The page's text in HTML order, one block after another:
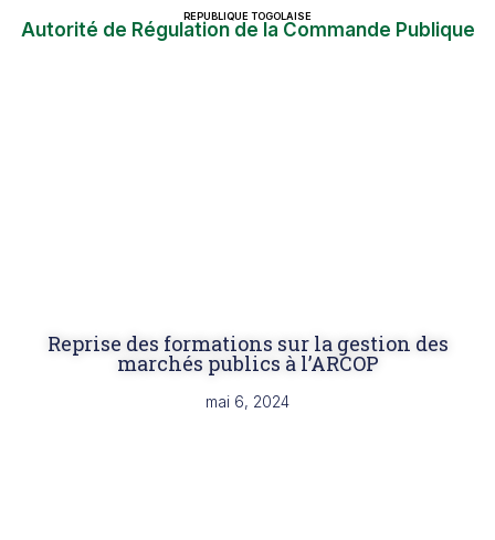
Autorité de Régulation de la Commande Publique
REPUBLIQUE TOGOLAISE
Reprise des formations sur la gestion des
marchés publics à l’ARCOP
mai 6, 2024